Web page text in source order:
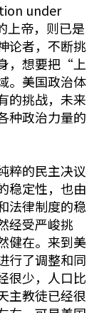
under
上帝，则已是
论者，不断挑
，想要把“上
。美国政治体
的挑战，未来
种政治力量的
粹的民主决议
稳定性，也由
法律制度的稳
经受严峻挑
健在。来到美
行了调整和同
很少，人口比
主教徒已经很